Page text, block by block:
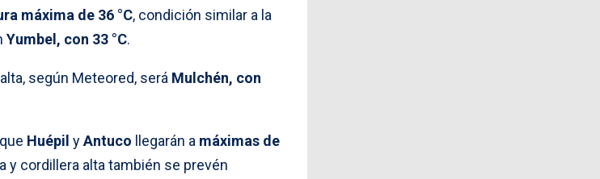
máxima de 36 °C, condición similar a la
Yumbel, con 33 °C.
según Meteored, será Mulchén, con
Huépil yAntuco llegarán a máximas de
y cordillera alta también se prevén